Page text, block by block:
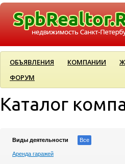
ОБЪЯВЛЕНИЯ КОМПАНИИ
ФОРУМ
Каталог
Виды деятельности Все
Аренда гаражей